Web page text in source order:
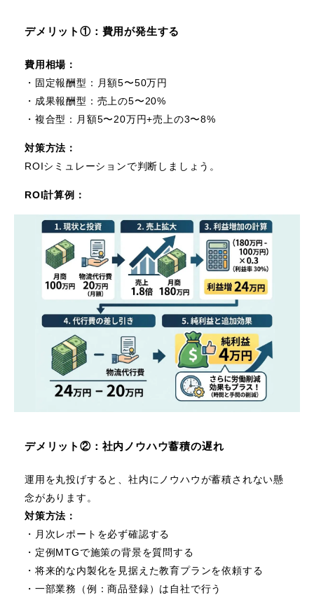
デメリット①：費用が発生する
費用相場：
・固定報酬型：月額5〜50万円
・成果報酬型：売上の5〜20%
・複合型：月額5〜20万円+売上の3〜8%
対策方法：
ROIシミュレーションで判断しましょう。
ROI計算例：
デメリット②：社内ノウハウ蓄積の遅れ
運用を丸投げすると、社内にノウハウが蓄積されない懸
念があります。
対策方法：
・月次レポートを必ず確認する
・定例MTGで施策の背景を質問する
・将来的な内製化を見据えた教育プランを依頼する
・一部業務（例：商品登録）は自社で行う